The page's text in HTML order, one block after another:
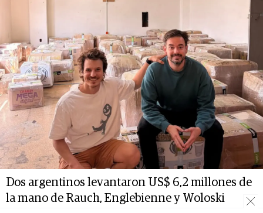
Dos argentinos levantaron US$ 6,2 millones de
la mano de Rauch, Englebienne y Woloski